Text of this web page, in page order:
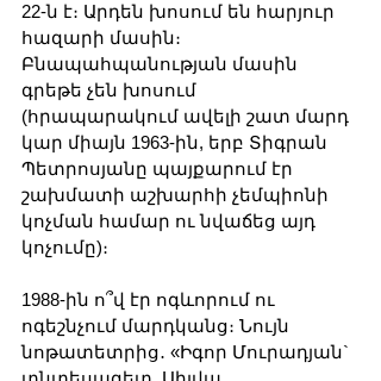
22-ն է։ Արդեն խոսում են հարյուր
հազարի մասին։
Բնապահպանության մասին
գրեթե չեն խոսում
(հրապարակում ավելի շատ մարդ
կար միայն 1963-ին, երբ Տիգրան
Պետրոսյանը պայքարում էր
շախմատի աշխարհի չեմպիոնի
կոչման համար ու նվաճեց այդ
կոչումը)։
1988-ին ո՞վ էր ոգևորում ու
ոգեշնչում մարդկանց։ Նույն
նոթատետրից․ «Իգոր Մուրադյան`